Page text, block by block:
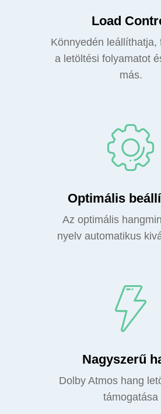
Load
Könnyedén leállíthatja,
a letöltési folyamatot
más.
Optimális
Az optimális
nyelv automatikus
Nagyszerű
Dolby Atmos hang
támogatása